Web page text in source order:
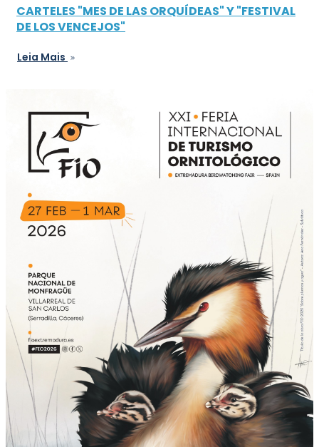
CARTELES "MES DE LAS ORQUÍDEAS" Y "FESTIVAL
DE LOS VENCEJOS"
Leia Mais